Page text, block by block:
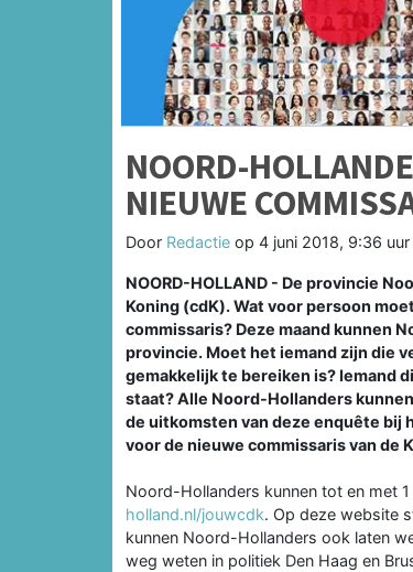
NOORD-
NIEUWE
Door Redactie op 4 juni 2018, 9:36 uur
NOORD-HOLLAND - De provincie
Koning (cdK). Wat voor persoon
commissaris? Deze maand kunnen
provincie. Moet het iemand zijn die
gemakkelijk te bereiken is? Iemand
staat? Alle Noord-Hollanders
de uitkomsten van deze enquête bij
voor de nieuwe commissaris van de
Noord-Hollanders kunnen tot en met
holland.nl/jouwcdk. Op deze website
kunnen Noord-Hollanders ook laten
weg weten in politiek Den Haag en